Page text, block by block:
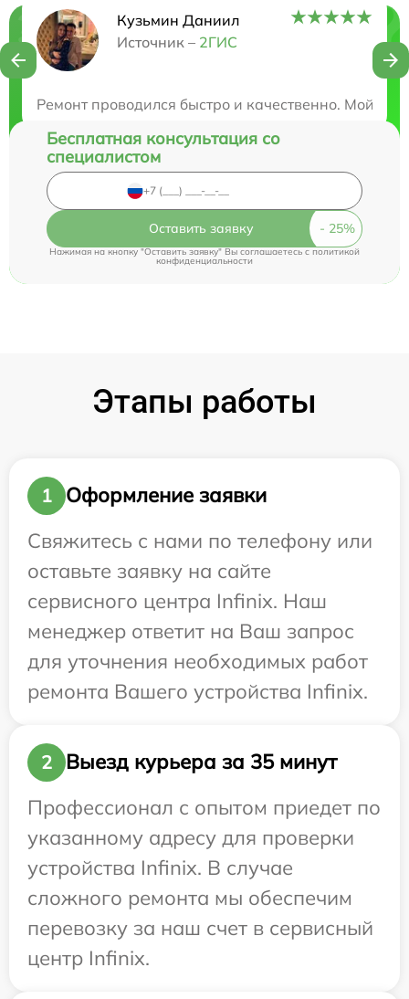
Кузьмин Даниил
Источник – 2ГИС
Ремонт проводился быстро и качественно. Мой
Нужна консультация?
Бесплатная консультация со
специалистом
Оставить заявку
Нажимая на кнопку "Оставить заявку" Вы соглашаетесь cполитикой
конфиденциальности
Этапы работы
1
Оформление заявки
Свяжитесь с нами по телефону или
оставьте заявку на сайте
сервисного центра Infinix. Наш
менеджер ответит на Ваш запрос
для уточнения необходимых работ
ремонта Вашего устройства Infinix.
2
Выезд курьера за 35 минут
Профессионал с опытом приедет по
указанному адресу для проверки
устройства Infinix. В случае
сложного ремонта мы обеспечим
перевозку за наш счет в сервисный
центр Infinix.